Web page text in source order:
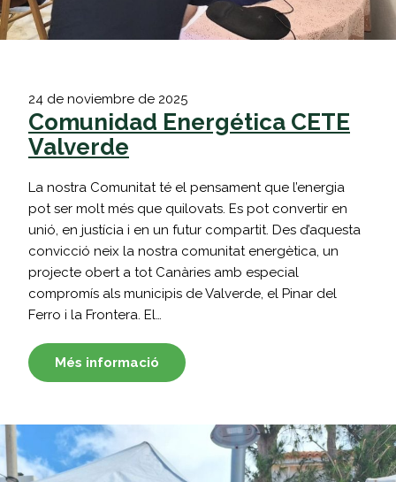
24 de noviembre de 2025
Comunidad Energética CETE
Valverde
La nostra Comunitat té el pensament que l’energia
pot ser molt més que quilovats. Es pot convertir en
unió, en justícia i en un futur compartit. Des d’aquesta
convicció neix la nostra comunitat energètica, un
projecte obert a tot Canàries amb especial
compromís als municipis de Valverde, el Pinar del
Ferro i la Frontera. El…
Més informació